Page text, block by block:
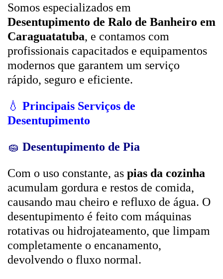
Somos especializados em
Desentupimento de Ralo de Banheiro em
Caraguatatuba, e contamos com
profissionais capacitados e equipamentos
modernos que garantem um serviço
rápido, seguro e eficiente.
💧 Principais Serviços de
Desentupimento
🧽 Desentupimento de Pia
Com o uso constante, as pias da cozinha
acumulam gordura e restos de comida,
causando mau cheiro e refluxo de água. O
desentupimento é feito com máquinas
rotativas ou hidrojateamento, que limpam
completamente o encanamento,
devolvendo o fluxo normal.